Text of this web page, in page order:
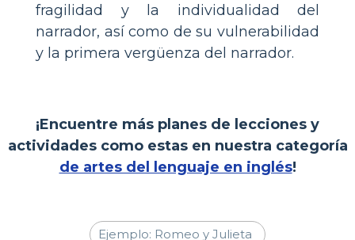
fragilidad y la individualidad del
narrador, así como de su vulnerabilidad
y la primera vergüenza del narrador.
¡Encuentre más planes de lecciones y
actividades como estas en nuestra categoría
de artes del lenguaje en inglés!